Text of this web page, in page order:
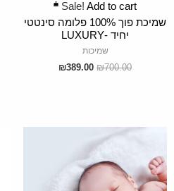
Sale! Add to cart
שמיכת פוך 100% פלומה סינטטי
יחיד -LUXURY
שמיכות
₪700.00
₪389.00